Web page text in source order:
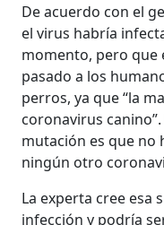
De acuerdo con el
el virus habría
momento, pero que
pasado a los
perros, ya que “la
coronavirus
mutación es que no
ningún otro
La experta cree esa
infección y podría